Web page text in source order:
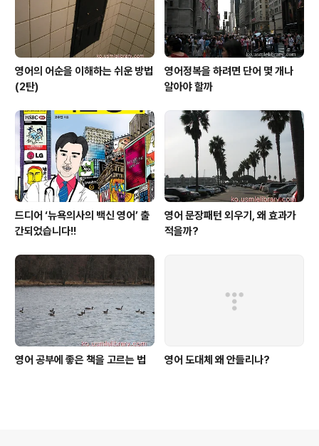
영어의 어순을 이해하는 쉬운 방법
(2탄)
영어정복을 하려면 단어 몇 개나
알아야 할까
드디어 ‘뉴욕의사의 백신 영어’ 출
간되었습니다!!
영어 문장패턴 외우기, 왜 효과가
적을까?
영어 공부에 좋은 책을 고르는 법 영어 도대체 왜 안들리나?